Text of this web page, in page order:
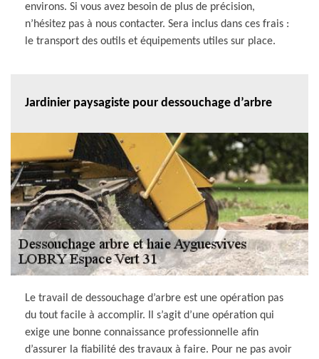
environs. Si vous avez besoin de plus de précision,
n’hésitez pas à nous contacter. Sera inclus dans ces frais :
le transport des outils et équipements utiles sur place.
Jardinier paysagiste pour dessouchage d’arbre
Le travail de dessouchage d’arbre est une opération pas
du tout facile à accomplir. Il s’agit d’une opération qui
exige une bonne connaissance professionnelle afin
d’assurer la fiabilité des travaux à faire. Pour ne pas avoir